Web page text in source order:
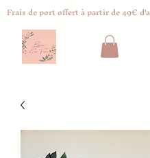
Frais de port offert à partir de 49€